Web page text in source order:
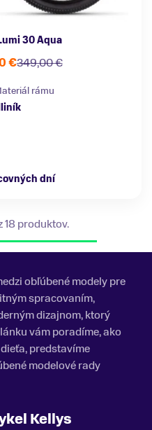
30 Aqua
349,00 €
€
rámu
dní
18 produktov.
obľúbené modely pre
spracovaním,
dizajnom, ktorý
vám poradíme, ako
predstavíme
modelové rady
Kellys